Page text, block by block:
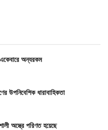
একেবারে অন্যরকম
উপনিবেশিক ধারাবাহিকতা
অস্ত্রে পরিণত হয়েছে